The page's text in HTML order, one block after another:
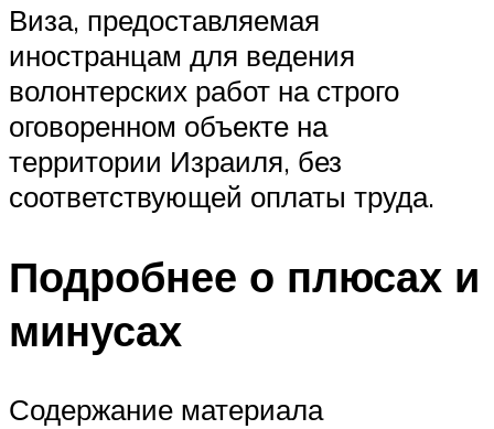
Виза, предоставляемая
иностранцам для ведения
волонтерских работ на строго
оговоренном объекте на
территории Израиля, без
соответствующей оплаты труда.
Подробнее о плюсах и
минусах
Содержание материала